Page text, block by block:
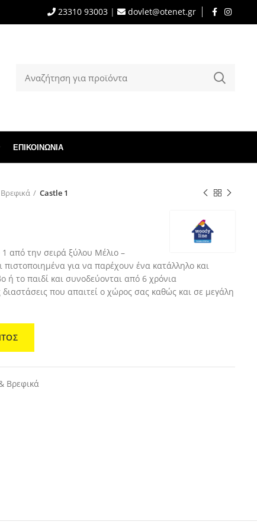
23310 93003 | dovlet@otenet.gr
ΕΠΙΚΟΙΝΩΝΊΑ
Castle 1
από την σειρά ξύλου Μέλιο –
πιστοποιημένα για να παρέχουν ένα κατάλληλο και
ή το παιδί και συνοδεύονται από 6 χρόνια
διαστάσεις που απαιτεί ο χώρος σας καθώς και σε μεγάλη
Βρεφικά